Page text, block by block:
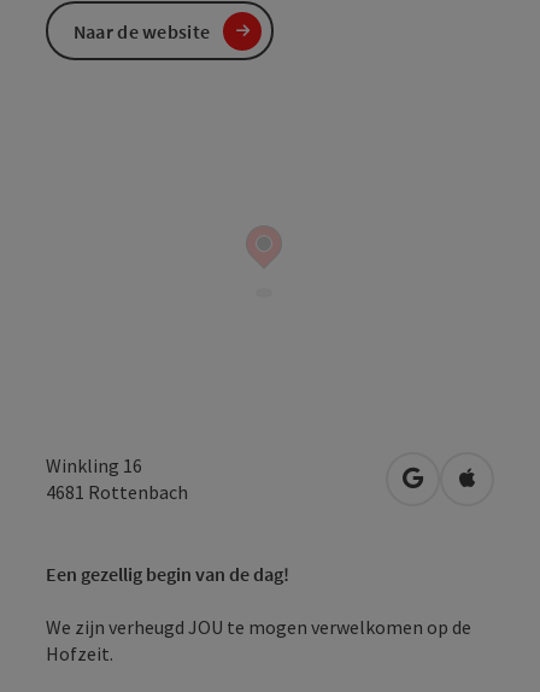
Winkling 16
4681 Rottenbach Openen in
Een gezellig begin van de dag!
We zijn verheugd JOU te mogen verwelkomen op de
Hofzeit.
Naar de website